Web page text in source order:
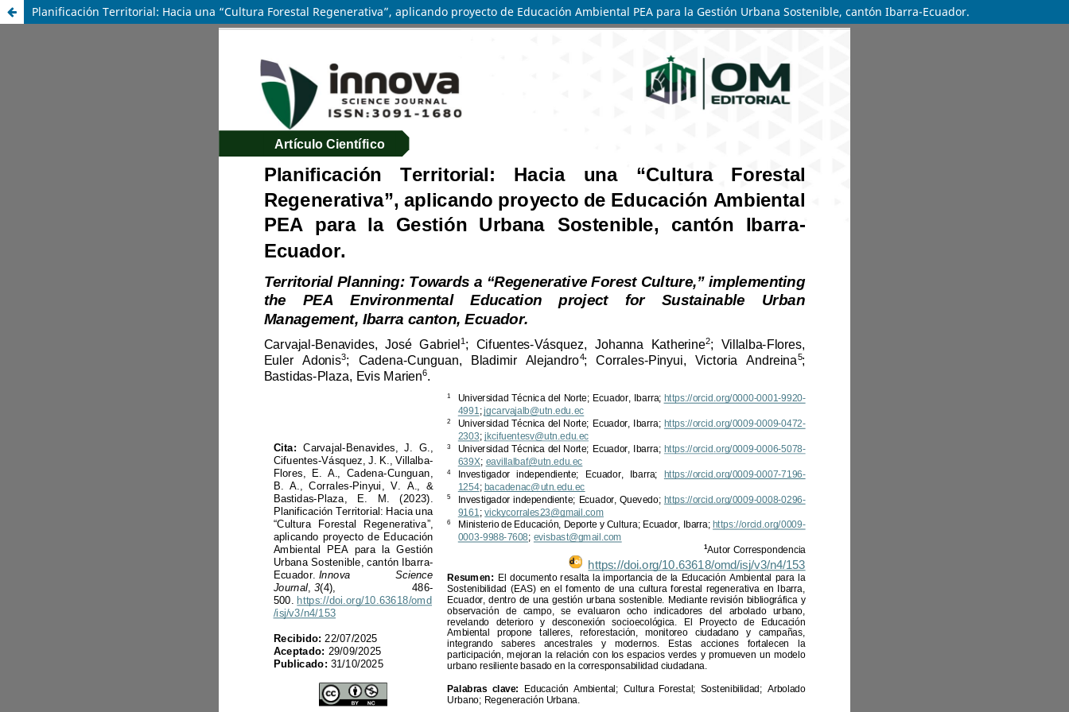
Planificación Territorial: Hacia una “Cultura Forestal Regenerativa”, aplicando proyecto de Educación Ambiental PEA para la Gestión Urbana Sostenible, cantón Ibarra-Ecuador.